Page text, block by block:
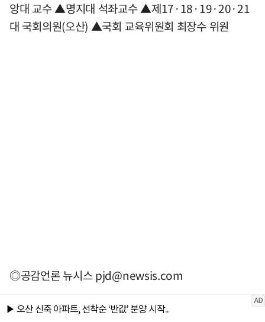
앙대 교수 ▲명지대 석좌교수 ▲제17·18·19·20·21
대 국회의원(오산) ▲국회 교육위원회 최장수 위원
◎공감언론 뉴시스pjd@newsis.com